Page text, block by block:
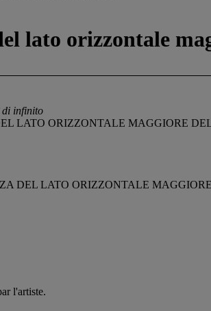
lato orizzontale
di infinito
LATO ORIZZONTALE MAGGIORE
DEL LATO ORIZZONTALE
l'artiste.